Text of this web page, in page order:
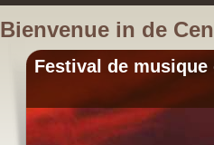
Bienvenue in de
Festival de